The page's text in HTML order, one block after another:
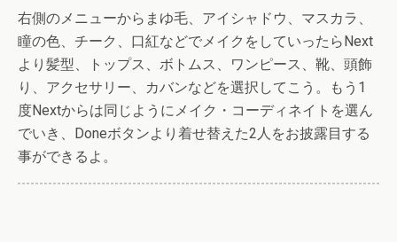
右側のメニューからまゆ毛、アイシャドウ、マスカラ、
瞳の色、チーク、口紅などでメイクをしていったらNext
より髪型、トップス、ボトムス、ワンピース、靴、頭飾
り、アクセサリー、カバンなどを選択してこう。もう1
度Nextからは同じようにメイク・コーディネイトを選ん
でいき、Doneボタンより着せ替えた2人をお披露目する
事ができるよ。